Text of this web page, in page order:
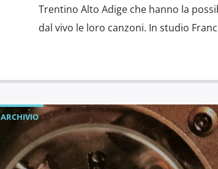
Trentino Alto Adige che hanno la
dal vivo le loro canzoni. In studio
ARCHIVIO